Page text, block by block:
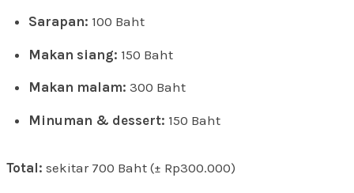
Sarapan: 100 Baht
Makan siang: 150 Baht
Makan malam: 300 Baht
Minuman & dessert: 150 Baht
Total: sekitar 700 Baht (± Rp300.000)